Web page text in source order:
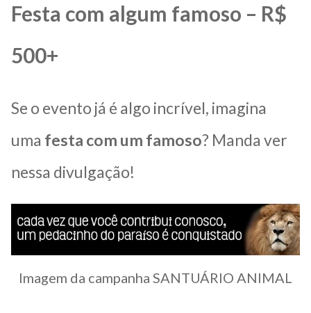
Festa com algum famoso – R$
500+
Se o evento já é algo incrível, imagina
uma festa com um famoso? Manda ver
nessa divulgação!
Imagem da campanha SANTUÁRIO ANIMAL